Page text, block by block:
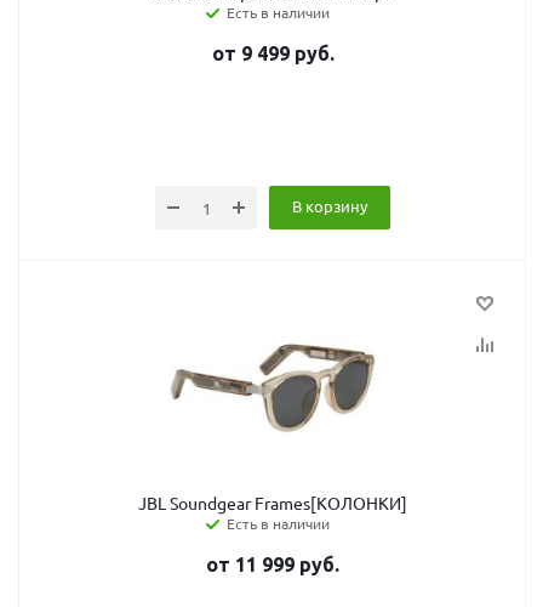
Есть в наличии
от 9 499руб.
В корзину
JBL Soundgear Frames[КОЛОНКИ]
Есть в наличии
от 11 999 руб.